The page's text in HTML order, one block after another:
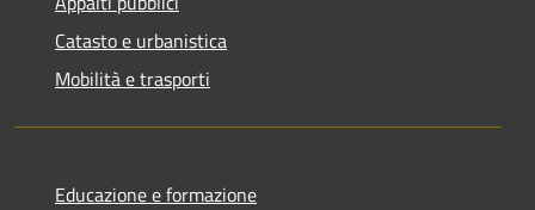
Catasto e urbanistica
Mobilità e trasporti
Educazione e formazione